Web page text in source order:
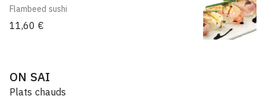
Flambeed sushi
11,60 €
ON SAI
Plats chauds